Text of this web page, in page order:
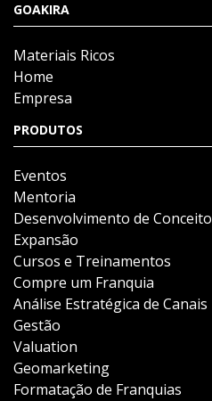
GOAKIRA
Materiais Ricos
Home
Empresa
PRODUTOS
Eventos
Mentoria
Desenvolvimento de Conceito
Expansão
Cursos e Treinamentos
Compre um Franquia
Análise Estratégica de Canais
Gestão
Valuation
Geomarketing
Formatação de Franquias